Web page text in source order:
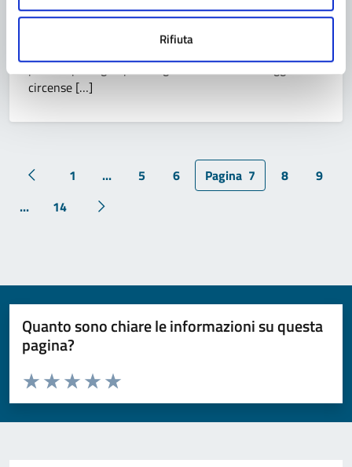
Rifiuta
luoghi dell’Appennino emiliano romagnolo, insediando
in ciascuna un piccolo villaggio, intimo e
sorprendente.Ogni tappa si apre con una parata in
paese e prosegue per tre giorni nel micro-villaggio
circense […]
Pagina precedente
1 ... 5 6 Pagina 7 8
9
...
14 Pagina successiva
Quanto sono chiare le informazioni su questa
pagina?
Valuta da 1 a 5 stelle la pagina
Valuta 5 stelle su 5
Valuta 4 stelle su 5
Valuta 3 stelle su 5
Valuta 2 stelle su 5
Valuta 1 stelle su 5